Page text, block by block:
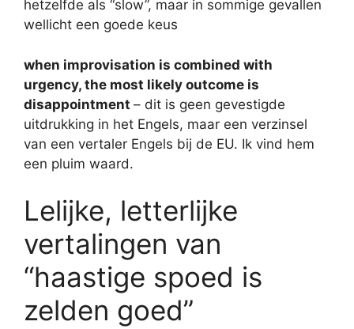
hetzelfde als “slow”, maar in sommige gevallen
wellicht een goede keus
when improvisation is combined with
urgency, the most likely outcome is
disappointment – dit is geen gevestigde
uitdrukking in het Engels, maar een verzinsel
van een vertaler Engels bij de EU. Ik vind hem
een pluim waard.
Lelijke, letterlijke
vertalingen van
“haastige spoed is
zelden goed”